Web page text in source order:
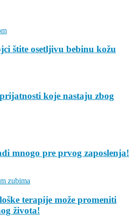
štite osetljivu bebinu kožu
koje nastaju zbog
mnogo pre prvog zaposlenja!
terapije može promeniti
života!